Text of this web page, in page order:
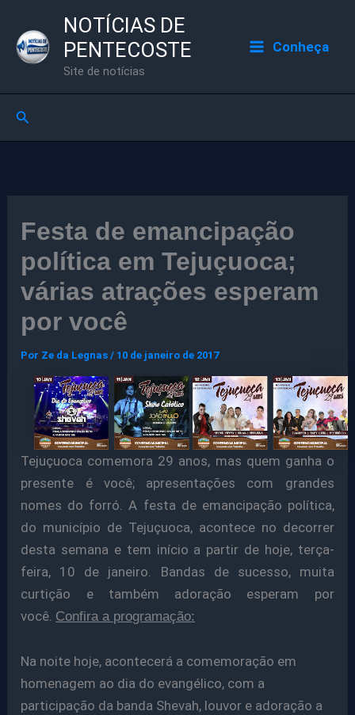
para
NOTÍCIAS DE
PENTECOSTE
Site de notícias
Conheça
Pesquisar
Festa de emancipação
política em Tejuçuoca;
várias atrações esperam
por você
Por Ze da Legnas/ 10 de janeiro de 2017
Tejuçuoca comemora 29 anos, mas quem ganha o
presente é você; apresentações com grandes
nomes do forró.A festa de emancipação política,
do município de Tejuçuoca, acontece no decorrer
desta semana e tem início a partir de hoje, terça-
feira, 10 de janeiro. Bandas de sucesso, muita
curtição e também adoração esperam por
você. Confira a programação:
Na noite hoje, acontecerá a comemoração em
homenagem ao dia do evangélico, com a
participação da banda Shevah, louvor e adoração a